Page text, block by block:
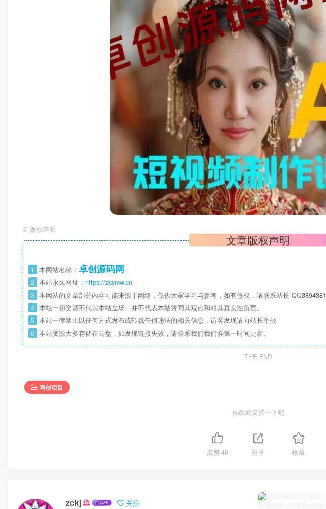
© 版权声明
文章版权声明
1 本网站名称： 卓创源码网
2 本站永久网址： https://zcymw.cn
3 本网站的文章部分内容可能来源于网络，仅供大家学习与参考，如有侵权，请联系站长 QQ
4 本站一切资源不代表本站立场，并不代表本站赞同其观点和对其真实性负责。
5 本站一律禁止以任何方式发布或转载任何违法的相关信息，访客发现请向站长举报
6 本站资源大多存储在云盘，如发现链接失效，请联系我们我们会第一时间更新。
THE END
网创项目
喜欢就支持一下吧
点赞46 分享 收藏
zckj 关注